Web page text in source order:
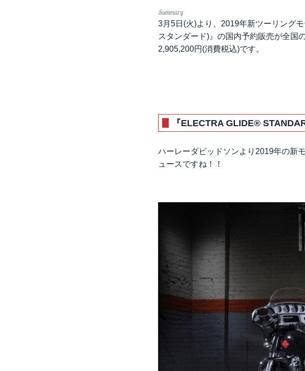
3月5日(火)より、2019年新ツーリング
スタンダード)』の国内予約販売が全国
2,905,200円(消費税込)です。
『ELECTRA GLIDE®
ハーレーダビッドソンより2019年の新
ュースですね！！